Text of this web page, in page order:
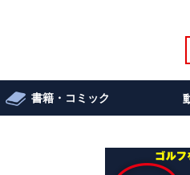
書籍・コミック